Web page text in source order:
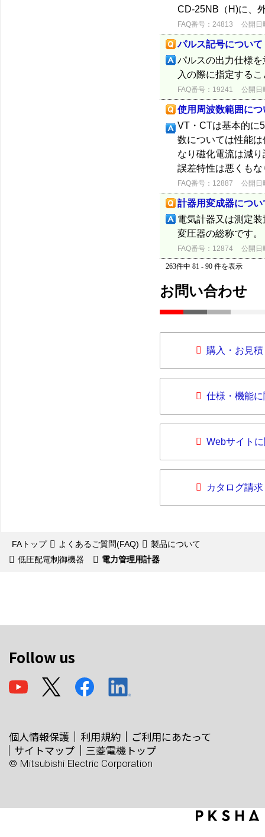
CD-25NB（H)に、
FAQ番号：24813 公開日
パルス記号について
パルスの出力仕様
入の際に指定する
FAQ番号：19241 公開日
使用周波数範囲につ
VT・CTは基本的に
数については性能
なり磁化電流は減
誤差特性は悪くも
FAQ番号：12887 公開日
計器用変成器につい
電気計器又は測定
変圧器の総称です。
FAQ番号：12874 公開日
263件中 81 - 90 件を表示
お問い合わせ
購入・お見
仕様・機能
Webサイト
カタログ請求
FAトップ よくあるご質問(FAQ)
製品について
低圧配電制御機器
電力管理用計器
Follow us
個人情報保護 利用規約
ご利用にあたって
サイトマップ
三菱電機トップ
© Mitsubishi Electric Corporation